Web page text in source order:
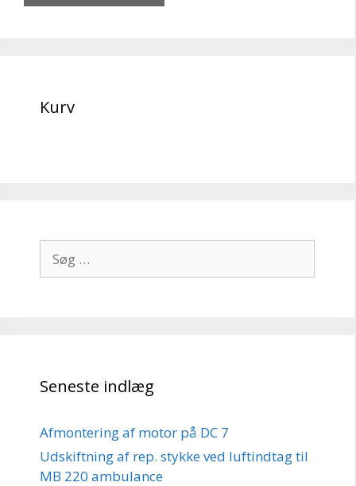
Kurv
efter:
Seneste indlæg
Afmontering af motor på DC 7
Udskiftning af rep. stykke ved luftindtag til
MB 220 ambulance